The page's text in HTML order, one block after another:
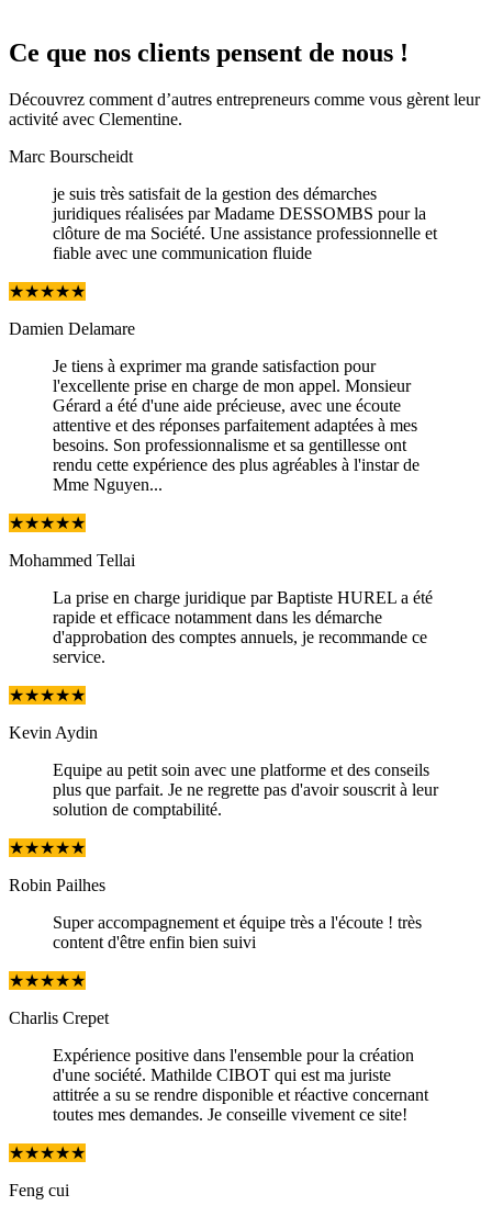
Ce que nos clients pensent de nous !
Découvrez comment d’autres entrepreneurs comme vous gèrent leur
activité avec Clementine.
Marc Bourscheidt
je suis très satisfait de la gestion des démarches
juridiques réalisées par Madame DESSOMBS pour la
clôture de ma Société. Une assistance professionnelle et
fiable avec une communication fluide
★★★★★
Damien Delamare
Je tiens à exprimer ma grande satisfaction pour
l'excellente prise en charge de mon appel. Monsieur
Gérard a été d'une aide précieuse, avec une écoute
attentive et des réponses parfaitement adaptées à mes
besoins. Son professionnalisme et sa gentillesse ont
rendu cette expérience des plus agréables à l'instar de
Mme Nguyen...
★★★★★
Mohammed Tellai
La prise en charge juridique par Baptiste HUREL a été
rapide et efficace notamment dans les démarche
d'approbation des comptes annuels, je recommande ce
service.
★★★★★
Kevin Aydin
Equipe au petit soin avec une platforme et des conseils
plus que parfait. Je ne regrette pas d'avoir souscrit à leur
solution de comptabilité.
★★★★★
Robin Pailhes
Super accompagnement et équipe très a l'écoute ! très
content d'être enfin bien suivi
★★★★★
Charlis Crepet
Expérience positive dans l'ensemble pour la création
d'une société. Mathilde CIBOT qui est ma juriste
attitrée a su se rendre disponible et réactive concernant
toutes mes demandes. Je conseille vivement ce site!
★★★★★
Feng cui